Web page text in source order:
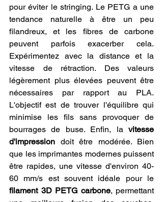
pour éviter le stringing. Le PETG a une
tendance naturelle à être un peu
filandreux, et les fibres de carbone
peuvent parfois exacerber cela.
Expérimentez avec la distance et la
vitesse de rétraction. Des valeurs
légèrement plus élevées peuvent être
nécessaires par rapport au PLA.
L'objectif est de trouver l'équilibre qui
minimise les fils sans provoquer de
bourrages de buse. Enfin, la vitesse
d'impression doit être modérée. Bien
que les imprimantes modernes puissent
être rapides, une vitesse d'environ 40-
filament 3D PETG carbone, permettant